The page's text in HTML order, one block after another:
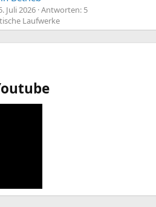
Juli 2026 Antworten: 5
Laufwerke